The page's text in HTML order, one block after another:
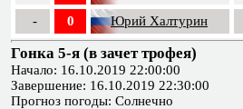
-
0 Юрий Халтурин
Гонка 5-я (в зачет трофея)
Начало: 16.10.2019 22:00:00
Завершение: 16.10.2019 22:30:00
Прогноз погоды: Солнечно